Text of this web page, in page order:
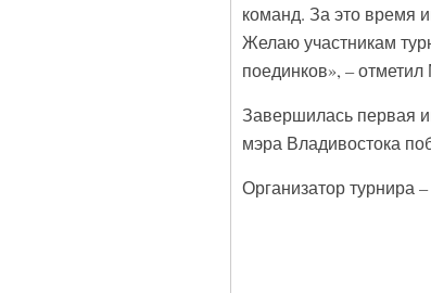
команд. За это время
Желаю участникам
поединков», –
Завершилась первая
мэра Владивостока
Организатор турнира